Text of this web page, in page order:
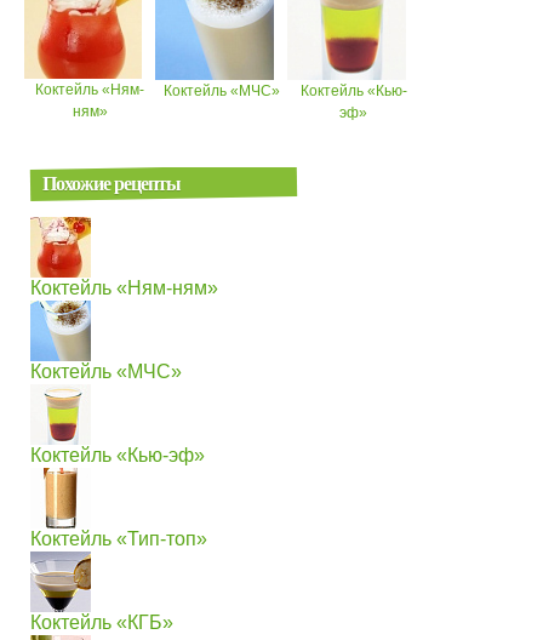
Коктейль «Ням-
ням»
Коктейль «МЧС»
Коктейль «Кью-
эф»
Похожие рецепты
Коктейль «Ням-ням»
Коктейль «МЧС»
Коктейль «Кью-эф»
Коктейль «Тип-топ»
Коктейль «КГБ»